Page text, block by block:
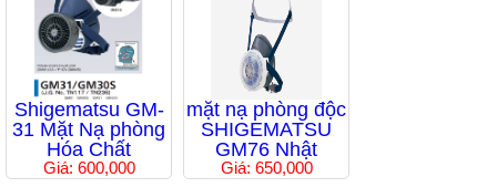
Shigematsu GM-
31 Mặt Nạ phòng
Hóa Chất
Giá: 600,000
mặt nạ phòng độc
SHIGEMATSU
GM76 Nhật
Giá: 650,000